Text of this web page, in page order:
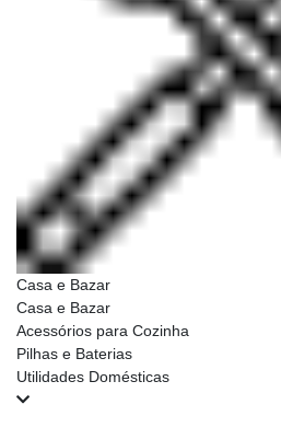
Casa e Bazar
Casa e Bazar
Acessórios para Cozinha
Pilhas e Baterias
Utilidades Domésticas